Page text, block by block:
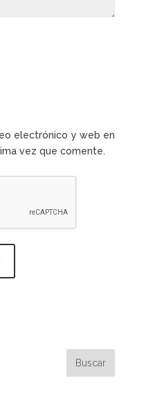
electrónico y web en
vez que comente.